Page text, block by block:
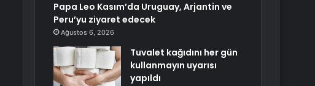
Papa Leo Kasım’da Uruguay, Arjantin ve
Peru’yu ziyaret edecek
Ağustos 6, 2026
Tuvalet kağıdını her gün
kullanmayın uyarısı
yapıldı